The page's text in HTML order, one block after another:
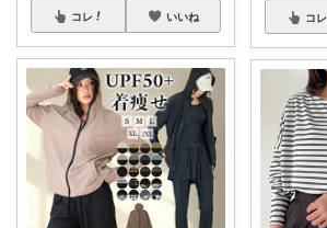
コレ いいね コレ